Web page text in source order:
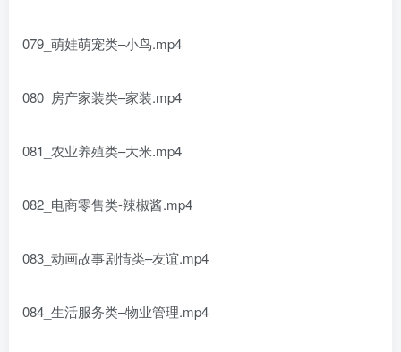
079_萌娃萌宠类–小鸟.mp4
080_房产家装类–家装.mp4
081_农业养殖类–大米.mp4
082_电商零售类-辣椒酱.mp4
083_动画故事剧情类–友谊.mp4
084_生活服务类–物业管理.mp4